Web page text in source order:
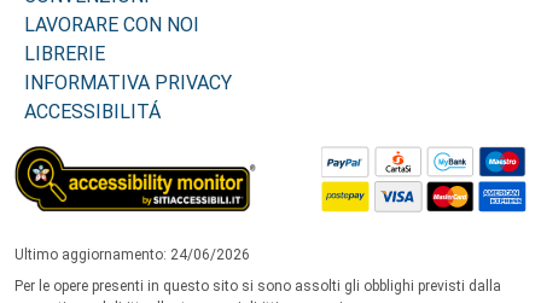
LAVORARE CON NOI
LIBRERIE
INFORMATIVA PRIVACY
ACCESSIBILITÁ
Ultimo aggiornamento: 24/06/2026
Per le opere presenti in questo sito si sono assolti gli obblighi previsti dalla